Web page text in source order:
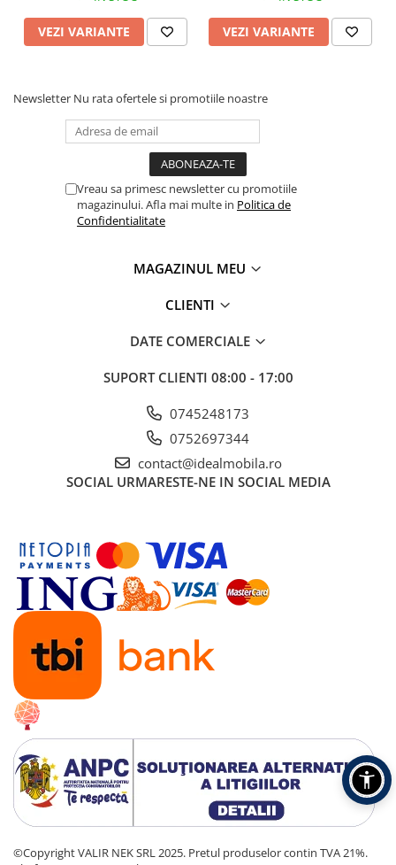
VEZI VARIANTE VEZI VARIANTE
Newsletter Nu rata ofertele si promotiile noastre
Vreau sa primesc newsletter cu promotiile
magazinului. Afla mai multe in Politica de
Confidentialitate
MAGAZINUL MEU
CLIENTI
DATE COMERCIALE
SUPORT CLIENTI 08:00 - 17:00
0745248173
0752697344
contact@idealmobila.ro
SOCIAL URMARESTE-NE IN SOCIAL MEDIA
©Copyright VALIR NEK SRL 2025. Pretul produselor contin TVA 21%.